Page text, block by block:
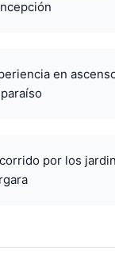
en
por los